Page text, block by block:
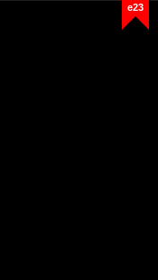
e23